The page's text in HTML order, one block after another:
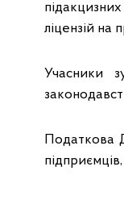
ліцензій на
Учасники
Податкова